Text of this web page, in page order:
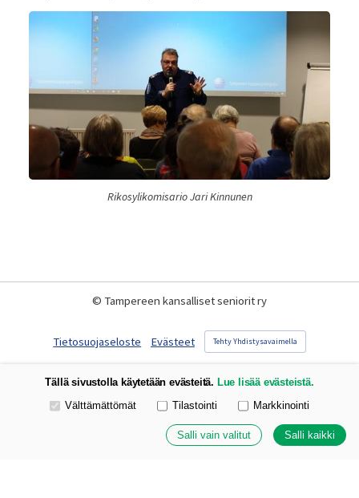
Rikosylikomisario Jari Kinnunen
© Tampereen kansalliset seniorit ry
Tietosuojaseloste Evästeet Tehty Yhdistysavaimella
Tällä sivustolla käytetään evästeitä. Lue lisää evästeistä.
Valitse käytettävät evästeet
Välttämättömät Tilastointi Markkinointi
Salli vain valitut Salli kaikki